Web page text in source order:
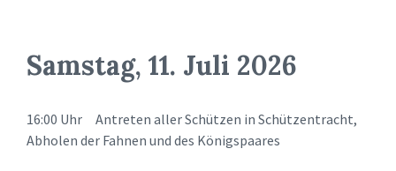
Samstag, 11. Juli 2026
16:00 Uhr Antreten aller Schützen in Schützentracht,
Abholen der Fahnen und des Königspaares